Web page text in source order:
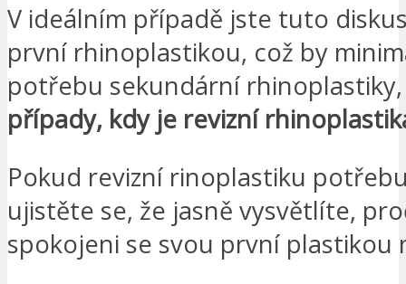
V ideálním případě jste tuto
první rhinoplastikou, což by
potřebu sekundární
případy, kdy je revizní
Pokud revizní rinoplastiku
ujistěte se, že jasně vysvětlíte,
spokojeni se svou první plastikou